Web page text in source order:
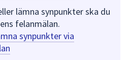
lämna synpunkter ska du
felanmälan.
synpunkter via